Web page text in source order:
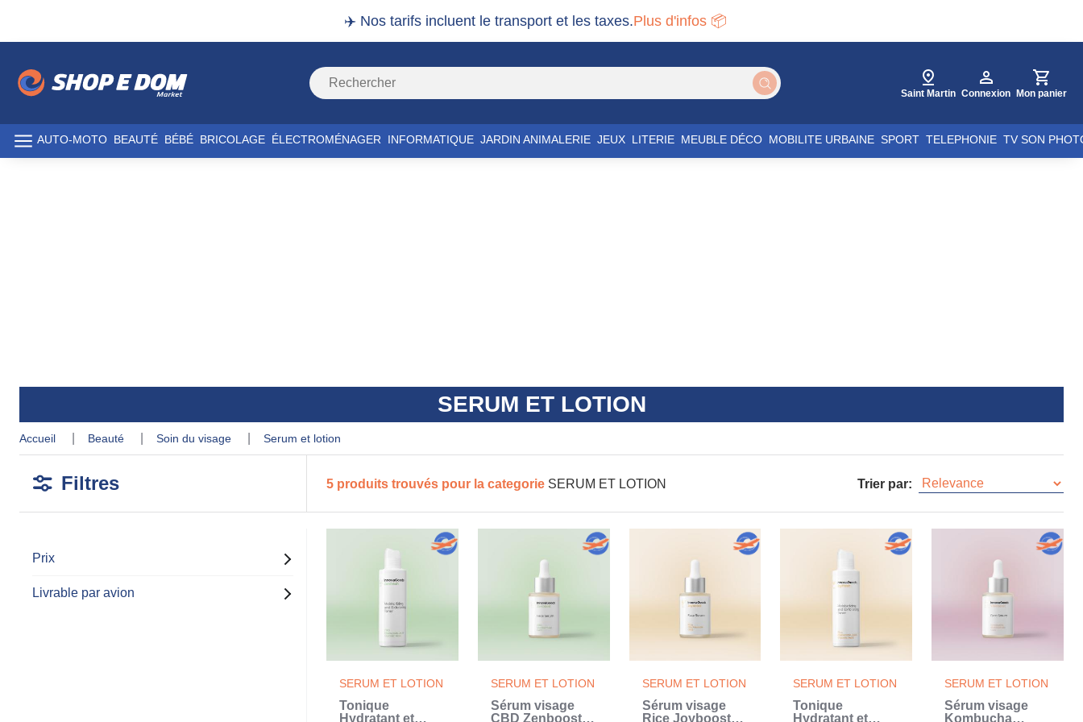
✈️ Nos tarifs incluent le transport et les taxes.Plus d'infos 📦
Saint Martin Connexion Mon panier
AUTO-MOTO BEAUTÉ BÉBÉ BRICOLAGE ÉLECTROMÉNAGER INFORMATIQUE JARDIN ANIMALERIE JEUX LITERIE MEUBLE DÉCO MOBILITE URBAINE SPORT TELEPHONIE TV SON
SERUM ET LOTION
accueil beauté soin du visage serum et lotion
Filtres 5 produits trouvés pour la categorie SERUM ET LOTION Trier par:
Prix
Livrable par avion
SERUM ET LOTION
Tonique
Hydratant et
SERUM ET LOTION
Sérum visage
CBD Zenboost
SERUM ET LOTION
Sérum visage
Rice Joyboost
SERUM ET LOTION
Tonique
Hydratant et
SERUM ET LOTION
Sérum visage
Kombucha